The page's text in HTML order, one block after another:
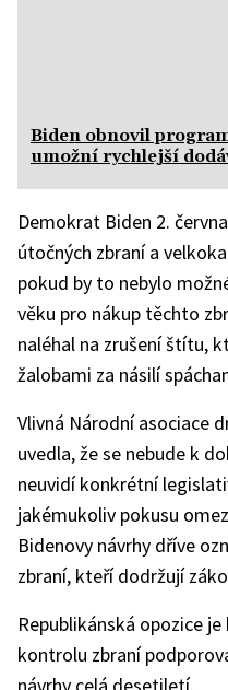
Biden obnovil
umožní rychlejší
Demokrat Biden 2.
útočných zbraní a
pokud by to nebylo
věku pro nákup těchto
naléhal na zrušení štítu,
žalobami za násilí
Vlivná Národní asociace
uvedla, že se nebude k
neuvidí konkrétní
jakémukoliv pokusu
Bidenovy návrhy dříve
zbraní, kteří dodržují
Republikánská opozice
kontrolu zbraní